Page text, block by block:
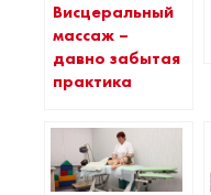
Висцеральный
массаж –
давно забытая
практика